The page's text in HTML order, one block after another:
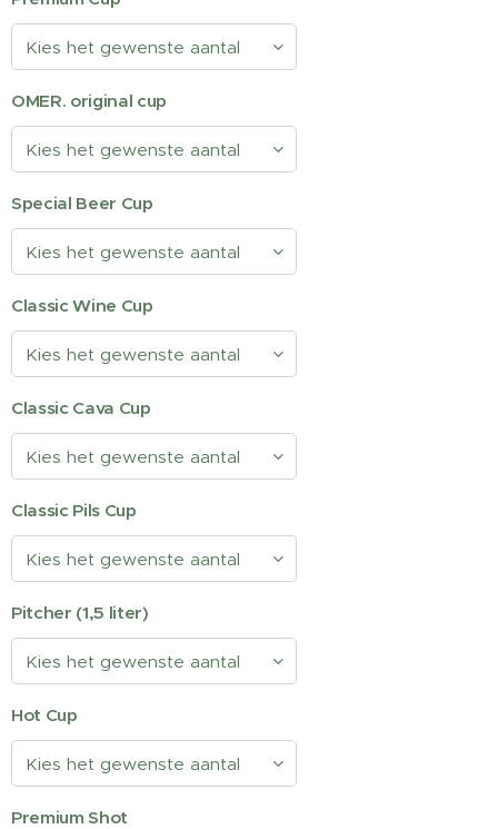
OMER. original cup
Special Beer Cup
Classic Wine Cup
Classic Cava Cup
Classic Pils Cup
Pitcher (1,5 liter)
Hot Cup
Premium Shot